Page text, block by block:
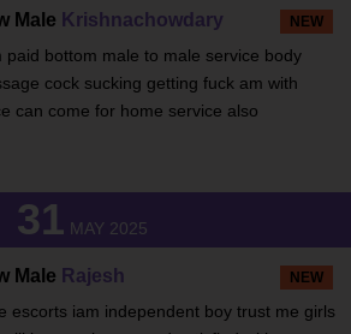
NEW
Male Krishnachowdary
paid bottom male to male service body
cock sucking getting fuck am with
can come for home service also
31 MAY 2025
NEW
Male Rajesh
escorts iam independent boy trust me girls